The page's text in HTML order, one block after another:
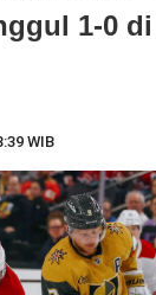
1-0
WIB